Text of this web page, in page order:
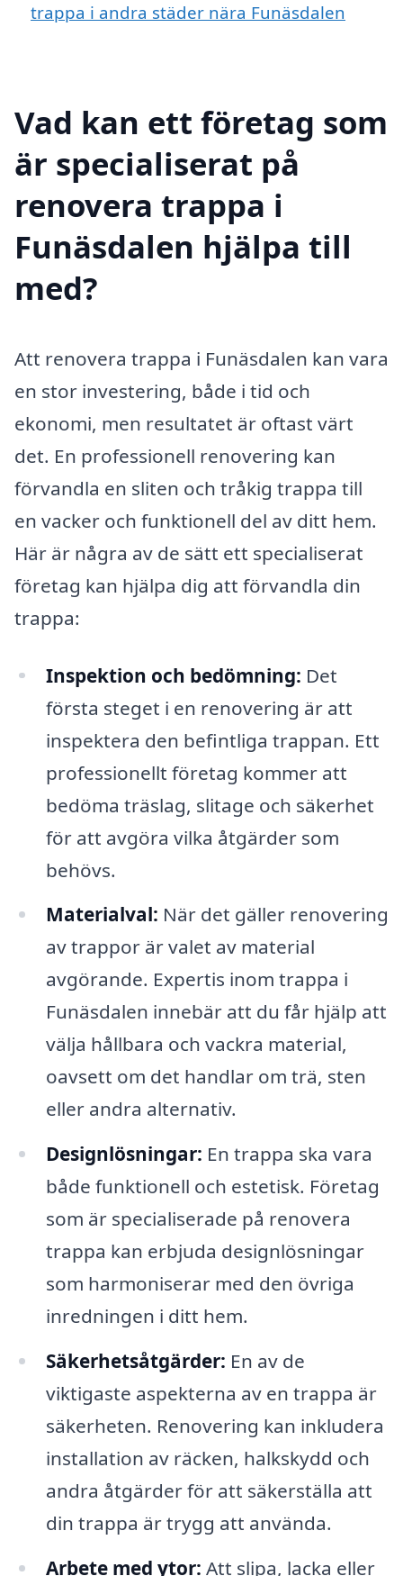
trappa i andra städer nära Funäsdalen
Vad kan ett företag som
är specialiserat på
renovera trappa i
Funäsdalen hjälpa till
med?
Att renovera trappa i Funäsdalen kan vara
en stor investering, både i tid och
ekonomi, men resultatet är oftast värt
det. En professionell renovering kan
förvandla en sliten och tråkig trappa till
en vacker och funktionell del av ditt hem.
Här är några av de sätt ett specialiserat
företag kan hjälpa dig att förvandla din
trappa:
Inspektion och bedömning: Det
första steget i en renovering är att
inspektera den befintliga trappan. Ett
professionellt företag kommer att
bedöma träslag, slitage och säkerhet
för att avgöra vilka åtgärder som
behövs.
Materialval: När det gäller renovering
av trappor är valet av material
avgörande. Expertis inom trappa i
Funäsdalen innebär att du får hjälp att
välja hållbara och vackra material,
oavsett om det handlar om trä, sten
eller andra alternativ.
Designlösningar: En trappa ska vara
både funktionell och estetisk. Företag
som är specialiserade på renovera
trappa kan erbjuda designlösningar
som harmoniserar med den övriga
inredningen i ditt hem.
Säkerhetsåtgärder: En av de
viktigaste aspekterna av en trappa är
säkerheten. Renovering kan inkludera
installation av räcken, halkskydd och
andra åtgärder för att säkerställa att
din trappa är trygg att använda.
Arbete med ytor: Att slipa, lacka eller